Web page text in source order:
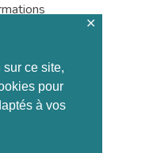
ce site,
pour
à vos
✕